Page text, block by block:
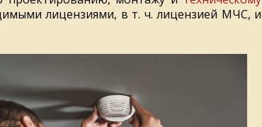
лицензиями, в т. ч. лицензией МЧС, и